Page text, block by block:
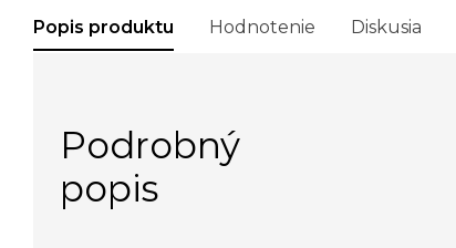
Popis produktu Hodnotenie Diskusia
Podrobný
popis